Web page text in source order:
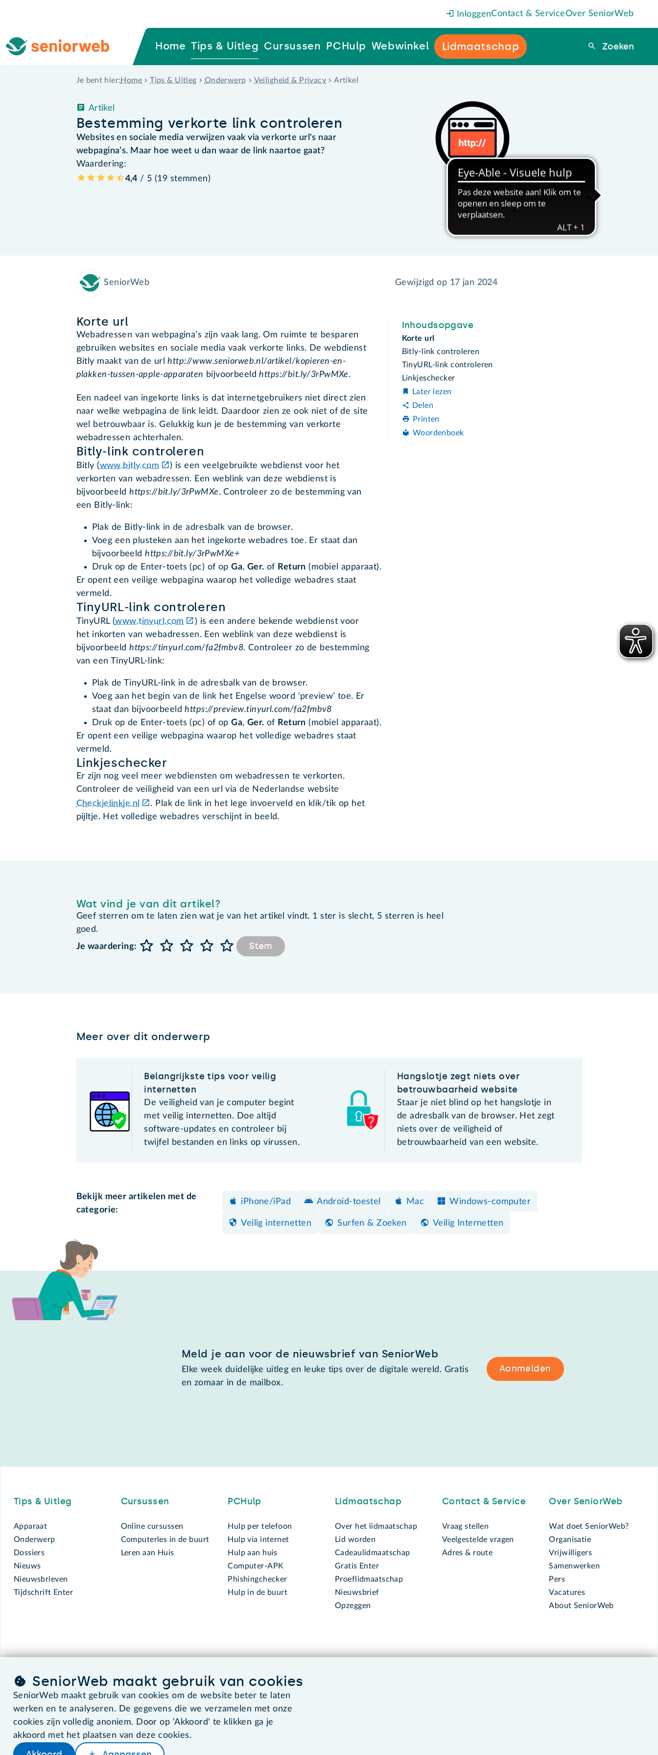
InloggenContact & ServiceOver SeniorWeb
Home Tips & Uitleg Cursussen PCHulp Webwinkel Lidmaatschap Zoeken
Zoeken
Je bent hier: Home Tips & Uitleg Onderwerp Veiligheid & Privacy Artikel
Bestemming verkorte link controleren
Artikel
Websites en sociale media verwijzen vaak via verkorte url's naar
webpagina’s. Maar hoe weet u dan waar de link naartoe gaat?
Waardering:
4,4 / 5 (19 stemmen)
SeniorWeb Gewijzigd op 17 jan 2024
Korte url
Webadressen van webpagina’s zijn vaak lang. Om ruimte te besparen
gebruiken websites en sociale media vaak verkorte links. De webdienst
Bitly maakt van de urlhttp://www.seniorweb.nl/artikel/kopieren-en-
plakken-tussen-apple-apparaten bijvoorbeeldhttps://bit.ly/3rPwMXe.
Een nadeel van ingekorte links is dat internetgebruikers niet direct zien
naar welke webpagina de link leidt. Daardoor zien ze ook niet of de site
wel betrouwbaar is. Gelukkig kun je de bestemming van verkorte
webadressen achterhalen.
Bitly-link controleren
Bitly (www.bitly.com
) is een veelgebruikte webdienst voor het
verkorten van webadressen. Een weblink van deze webdienst is
bijvoorbeeldhttps://bit.ly/3rPwMXe. Controleer zo de bestemming van
een Bitly-link:
Plak de Bitly-link in de adresbalk van de browser.
Voeg een plusteken aan het ingekorte webadres toe. Er staat dan
bijvoorbeeldhttps://bit.ly/3rPwMXe+
Druk op de Enter-toets (pc) of opGa, Ger. of Return (mobiel apparaat).
Er opent een veilige webpagina waarop het volledige webadres staat
vermeld.
TinyURL-link controleren
TinyURL (www.tinyurl.com
) is een andere bekende webdienst voor
het inkorten van webadressen. Een weblink van deze webdienst is
bijvoorbeeldhttps://tinyurl.com/fa2fmbv8. Controleer zo de bestemming
van een TinyURL-link:
Plak de TinyURL-link in de adresbalk van de browser.
Voeg aan het begin van de link het Engelse woord ‘preview’ toe. Er
staat dan bijvoorbeeldhttps://preview.tinyurl.com/fa2fmbv8
Druk op de Enter-toets (pc) of opGa, Ger. of Return (mobiel apparaat).
Er opent een veilige webpagina waarop het volledige webadres staat
vermeld.
Linkjeschecker
Er zijn nog veel meer webdiensten om webadressen te verkorten.
Controleer de veiligheid van een url via de Nederlandse website
Checkjelinkje.nl
. Plak de link in het lege invoerveld en klik/tik op het
pijltje. Het volledige webadres verschijnt in beeld.
Inhoudsopgave
Korte url
Bitly-link controleren
TinyURL-link controleren
Linkjeschecker
Later lezen
Delen
Printen
Woordenboek
Wat vind je van dit artikel?
Geef sterren om te laten zien wat je van het artikel vindt. 1 ster is slecht, 5 sterren is heel
goed.
Je waardering:
Stem
Meer over dit onderwerp
Belangrijkste tips voor veilig
internetten
De veiligheid van je computer begint
met veilig internetten. Doe altijd
software-updates en controleer bij
twijfel bestanden en links op virussen.
Hangslotje zegt niets over
betrouwbaarheid website
Staar je niet blind op het hangslotje in
de adresbalk van de browser. Het zegt
niets over de veiligheid of
betrouwbaarheid van een website.
Bekijk meer artikelen met de
categorie:
iPhone/iPad Android-toestel Mac Windows-computer
Veilig internetten Surfen & Zoeken Veilig Internetten
Meld je aan voor de nieuwsbrief van SeniorWeb
Elke week duidelijke uitleg en leuke tips over de digitale wereld. Gratis
en zomaar in de mailbox.
Aanmelden
Tips & Uitleg
Apparaat
Onderwerp
Dossiers
Nieuws
Nieuwsbrieven
Tijdschrift Enter
Cursussen
Online cursussen
Computerles in de buurt
Leren aan Huis
PCHulp
Hulp per telefoon
Hulp via internet
Hulp aan huis
Computer-APK
Phishingchecker
Hulp in de buurt
Lidmaatschap
Over het lidmaatschap
Lid worden
Cadeaulidmaatschap
Gratis Enter
Proeflidmaatschap
Nieuwsbrief
Opzeggen
Contact & Service
Vraag stellen
Veelgestelde vragen
Adres & route
Over SeniorWeb
Wat doet SeniorWeb?
Organisatie
Vrijwilligers
Samenwerken
Pers
Vacatures
About SeniorWeb
SeniorWeb. De computerhulp voor u.
©2026 SeniorWeb
SeniorWeb maakt gebruik van cookies
SeniorWeb maakt gebruik van cookies om de website beter te laten
werken en te analyseren. De gegevens die we verzamelen met onze
cookies zijn volledig anoniem. Door op 'Akkoord' te klikken ga je
akkoord met het plaatsen van deze cookies.